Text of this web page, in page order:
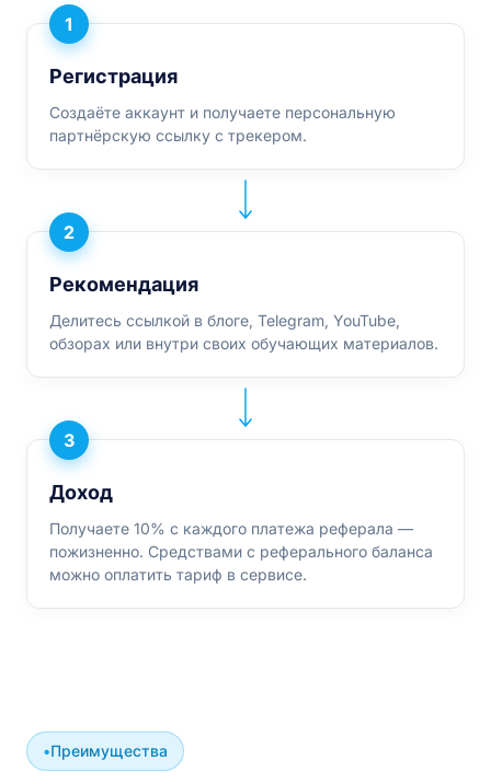
1
Регистрация
Создаёте аккаунт и получаете персональную
партнёрскую ссылку с трекером.
2
Рекомендация
Делитесь ссылкой в блоге, Telegram, YouTube,
обзорах или внутри своих обучающих материалов.
3
Доход
Получаете 10% с каждого платежа реферала —
пожизненно. Средствами с реферального баланса
можно оплатить тариф в сервисе.
Преимущества